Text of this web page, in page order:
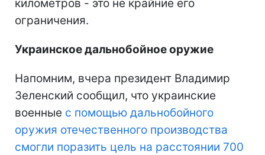
километров - это не крайние его
ограничения.
Украинское дальнобойное оружие
Напомним, вчера президент Владимир
Зеленский сообщил, что украинские
военные с помощью дальнобойного
оружия отечественного производства
смогли поразить цель на расстоянии 700